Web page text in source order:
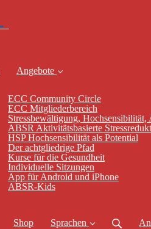
Angebote
ECC Community Circle
ECC Mitgliederbereich
Stressbewältigung, Hochsensibilität,
ABSR Aktivitätsbasierte
HSP Hochsensibilität als Potential
Der achtgliedrige Pfad
Kurse für die Gesundheit
Individuelle Sitzungen
App für Android und iPhone
ABSR-Kids
Shop Sprachen